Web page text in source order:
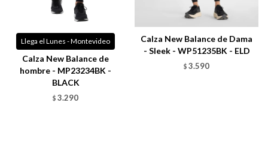
Llega el Lunes - Montevideo
Calza New Balance de
hombre - MP23234BK -
BLACK
$ 3.290
Calza New Balance de Dama
- Sleek - WP51235BK - ELD
$ 3.590